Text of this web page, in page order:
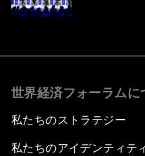
世界経済フォーラムに
私たちのストラテジー
私たちのアイデンティテ